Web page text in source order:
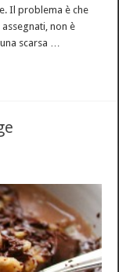
Il problema è che
non è
scarsa …